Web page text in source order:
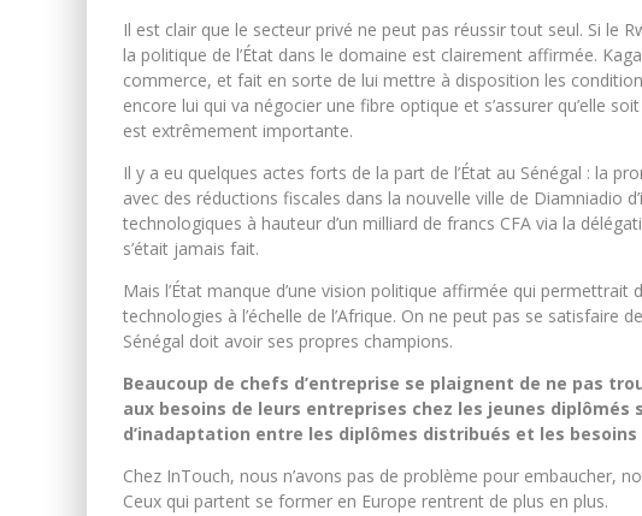
Il est clair que le secteur privé ne peut pas réussir tout seul. Si le
la politique de l’État dans le domaine est clairement affirmée.
commerce, et fait en sorte de lui mettre à disposition les
encore lui qui va négocier une fibre optique et s’assurer qu’elle
est extrêmement importante.
Il y a eu quelques actes forts de la part de l’État au Sénégal : la
avec des réductions fiscales dans la nouvelle ville de Diamniadio
technologiques à hauteur d’un milliard de francs CFA via la
s’était jamais fait.
Mais l’État manque d’une vision politique affirmée qui
technologies à l’échelle de l’Afrique. On ne peut pas se satisfaire
Sénégal doit avoir ses propres champions.
Beaucoup de chefs d’entreprise se plaignent de ne pas
aux besoins de leurs entreprises chez les jeunes
d’inadaptation entre les diplômes distribués et les besoins
Chez InTouch, nous n’avons pas de problème pour embaucher,
Ceux qui partent se former en Europe rentrent de plus en plus.